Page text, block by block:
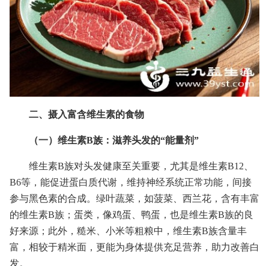
二、摄入富含维生素的食物
（一）维生素B族：滋养头发的“能量剂”
维生素B族对头发健康至关重要，尤其是维生素B12、
B6等，能促进蛋白质代谢，维持神经系统正常功能，间接
参与黑色素的合成。绿叶蔬菜，如菠菜、西兰花，含有丰富
的维生素B族；蛋类，像鸡蛋、鸭蛋，也是维生素B族的良
好来源；此外，糙米、小米等粗粮中，维生素B族含量丰
富，相较于精米面，更能为身体提供充足营养，助力改善白
发。